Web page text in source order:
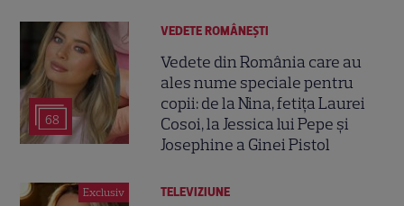
68
VEDETE ROMÂNEŞTI
Vedete din România care au
ales nume speciale pentru
copii: de la Nina, fetița Laurei
Cosoi, la Jessica lui Pepe și
Josephine a Ginei Pistol
Exclusiv TELEVIZIUNE